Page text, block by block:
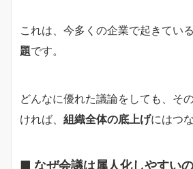
これは、今多くの企業で起きている
題です。
どんなに優れた議論をしても、そ
ければ、 組織全体の底上げにはつ
■ なぜ会議は属人化しやすい